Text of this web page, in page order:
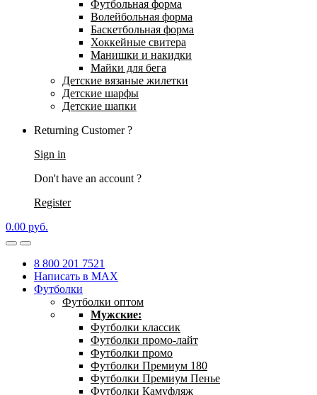
Футбольная форма
Волейбольная форма
Баскетбольная форма
Хоккейные свитера
Манишки и накидки
Майки для бега
Детские вязаные жилетки
Детские шарфы
Детские шапки
Returning Customer ?
Sign in
Don't have an account ?
Register
0.00 руб.
8 800 201 7521
Написать в MAX
Футболки
Футболки оптом
Мужские:
Футболки классик
Футболки промо-лайт
Футболки промо
Футболки Премиум 180
Футболки Премиум Пенье
Футболки Камуфляж